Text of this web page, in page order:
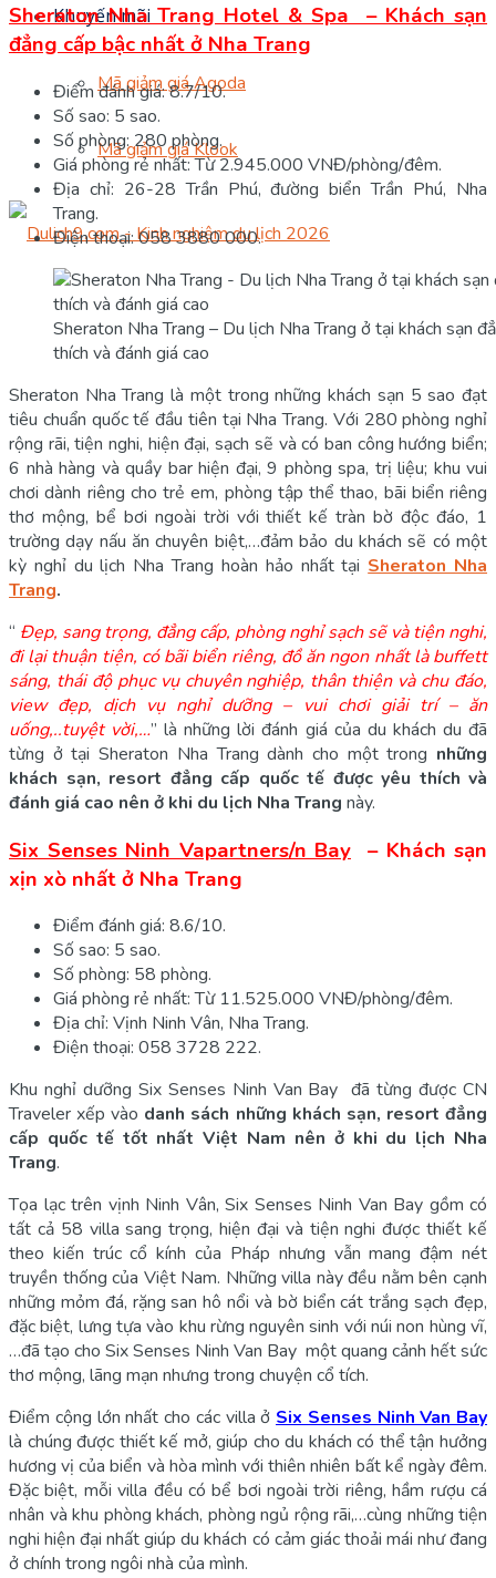
Khuyến mãi
Mã giảm giá Agoda
Mã giảm giá Klook
Sheraton Nha Trang Hotel & Spa – Khách sạn
đẳng cấp bậc nhất ở Nha Trang
Điểm đánh giá: 8.7/10.
Số sao: 5 sao.
Số phòng: 280 phòng.
Giá phòng rẻ nhất: Từ 2.945.000 VNĐ/phòng/đêm.
Địa chỉ: 26-28 Trần Phú, đường biển Trần Phú, Nha
Trang.
Điện thoại: 058 3880 000.
Sheraton Nha Trang – Du lịch Nha Trang ở tại khách sạn
thích và đánh giá cao
Sheraton Nha Trang là một trong những khách sạn 5 sao đạt
tiêu chuẩn quốc tế đầu tiên tại Nha Trang. Với 280 phòng nghỉ
rộng rãi, tiện nghi, hiện đại, sạch sẽ và có ban công hướng biển;
6 nhà hàng và quầy bar hiện đại, 9 phòng spa, trị liệu; khu vui
chơi dành riêng cho trẻ em, phòng tập thể thao, bãi biển riêng
thơ mộng, bể bơi ngoài trời với thiết kế tràn bờ độc đáo, 1
trường dạy nấu ăn chuyên biệt,…đảm bảo du khách sẽ có một
kỳ nghỉ du lịch Nha Trang hoàn hảo nhất tại Sheraton Nha
Trang.
“ Đẹp, sang trọng, đẳng cấp, phòng nghỉ sạch sẽ và tiện nghi,
đi lại thuận tiện, có bãi biển riêng, đồ ăn ngon nhất là buffett
sáng, thái độ phục vụ chuyên nghiệp, thân thiện và chu đáo,
view đẹp, dịch vụ nghỉ dưỡng – vui chơi giải trí – ăn
uống,..tuyệt vời,…” là những lời đánh giá của du khách du đã
từng ở tại Sheraton Nha Trang dành cho một trong những
khách sạn, resort đẳng cấp quốc tế được yêu thích và
đánh giá cao nên ở khi du lịch Nha Trang này.
Six Senses Ninh Vapartners/n Bay – Khách sạn
xịn xò nhất ở Nha Trang
Điểm đánh giá: 8.6/10.
Số sao: 5 sao.
Số phòng: 58 phòng.
Giá phòng rẻ nhất: Từ 11.525.000 VNĐ/phòng/đêm.
Địa chỉ: Vịnh Ninh Vân, Nha Trang.
Điện thoại: 058 3728 222.
Khu nghỉ dưỡng Six Senses Ninh Van Bay đã từng được CN
Traveler xếp vào danh sách những khách sạn, resort đẳng
cấp quốc tế tốt nhất Việt Nam nên ở khi du lịch Nha
Trang.
Tọa lạc trên vịnh Ninh Vân, Six Senses Ninh Van Bay gồm có
tất cả 58 villa sang trọng, hiện đại và tiện nghi được thiết kế
theo kiến trúc cổ kính của Pháp nhưng vẫn mang đậm nét
truyền thống của Việt Nam. Những villa này đều nằm bên cạnh
những mỏm đá, rặng san hô nổi và bờ biển cát trắng sạch đẹp,
đặc biệt, lưng tựa vào khu rừng nguyên sinh với núi non hùng vĩ,
…đã tạo cho Six Senses Ninh Van Bay một quang cảnh hết sức
thơ mộng, lãng mạn nhưng trong chuyện cổ tích.
Điểm cộng lớn nhất cho các villa ở Six Senses Ninh Van Bay
là chúng được thiết kế mở, giúp cho du khách có thể tận hưởng
hương vị của biển và hòa mình với thiên nhiên bất kể ngày đêm.
Đặc biệt, mỗi villa đều có bể bơi ngoài trời riêng, hầm rượu cá
nhân và khu phòng khách, phòng ngủ rộng rãi,…cùng những tiện
nghi hiện đại nhất giúp du khách có cảm giác thoải mái như đang
ở chính trong ngôi nhà của mình.